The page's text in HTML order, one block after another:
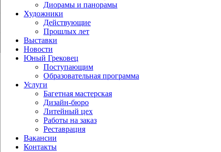
Диорамы и панорамы
Художники
Действующие
Прошлых лет
Выставки
Новости
Юный Грековец
Поступающим
Образовательная программа
Услуги
Багетная мастерская
Дизайн-бюро
Литейный цех
Работы на заказ
Реставрация
Вакансии
Контакты